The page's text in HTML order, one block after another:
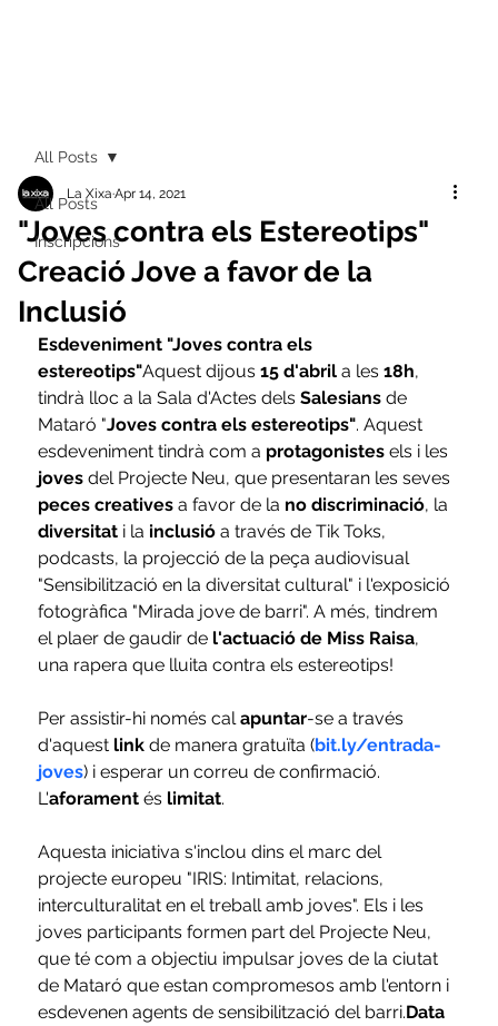
All Posts
Inscripcions
All Posts
"Joves contra els Estereotips"
Creació Jove a favor de la
Inclusió
La XixaApr 14, 2021
Esdeveniment "Joves contra els
estereotips"Aquest dijous 15 d'abril a les 18h,
tindrà lloc a la Sala d'Actes dels Salesians de
Mataró "Joves contra els estereotips". Aquest
esdeveniment tindrà com a protagonistes els i les
joves del Projecte Neu, que presentaran les seves
peces creatives a favor de la no discriminació, la
diversitat i la inclusió a través de Tik Toks,
podcasts, la projecció de la peça audiovisual
"Sensibilització en la diversitat cultural" i l'exposició
fotogràfica "Mirada jove de barri". A més, tindrem
el plaer de gaudir de l'actuació de Miss Raisa,
una rapera que lluita contra els estereotips!
Per assistir-hi només cal apuntar-se a través
d'aquest link de manera gratuïta (bit.ly/entrada-
joves) i esperar un correu de confirmació.
L'aforament és limitat.
Aquesta iniciativa s'inclou dins el marc del
projecte europeu "IRIS: Intimitat, relacions,
interculturalitat en el treball amb joves". Els i les
joves participants formen part del Projecte Neu,
que té com a objectiu impulsar joves de la ciutat
de Mataró que estan compromesos amb l'entorn i
esdevenen agents de sensibilització del barri.Data